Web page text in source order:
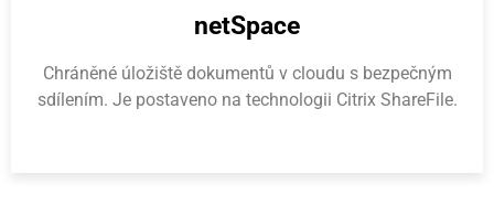
netSpace
Chráněné úložiště dokumentů v cloudu s bezpečným
sdílením. Je postaveno na technologii Citrix ShareFile.